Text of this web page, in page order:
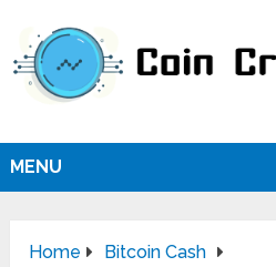
MENU
Home
Bitcoin Cash